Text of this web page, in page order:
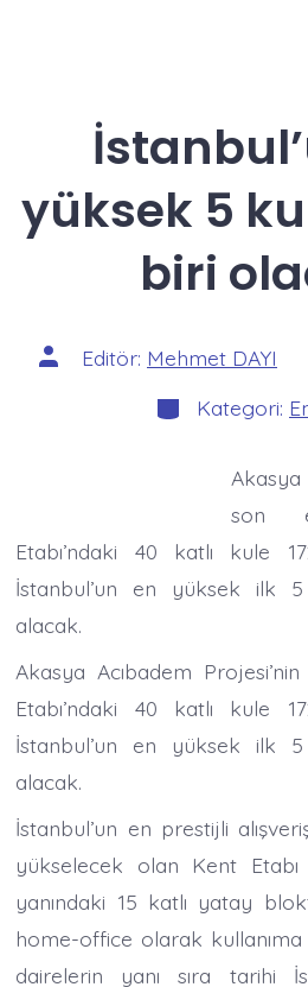
yüksek 5
biri
Yazının
yazarı
Editör: Mehmet DAYI
Kategoriler
Kategori:
Akasya
son
Etabı’ndaki 40 katlı kule
İstanbul’un en yüksek ilk
alacak.
Akasya Acıbadem
Etabı’ndaki 40 katlı kule
İstanbul’un en yüksek ilk
alacak.
İstanbul’un en prestijli
yükselecek olan Kent
yanındaki 15 katlı yatay
home-office olarak
dairelerin yanı sıra tarihi